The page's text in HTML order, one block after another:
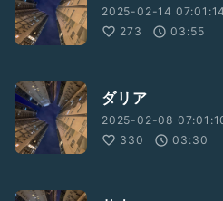
2025-02-14 07:01:14
273
03:55
ダリア
2025-02-08
330
03:30